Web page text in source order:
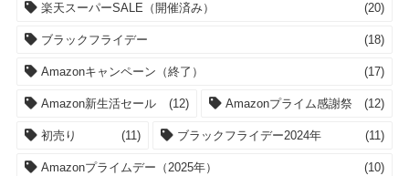
楽天スーパーSALE（開催済み） (20)
ブラックフライデー (18)
Amazonキャンペーン（終了） (17)
Amazon新生活セール (12) Amazonプライム感謝祭 (12)
初売り (11) ブラックフライデー2024年 (11)
Amazonプライムデー（2025年） (10)